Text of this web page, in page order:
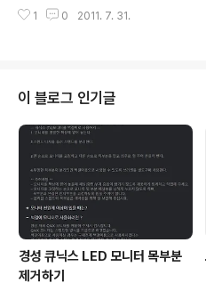
1 0 2011. 7. 31.
이 블로그 인기글
경성 큐닉스 LED 모니터 목부분
제거하기